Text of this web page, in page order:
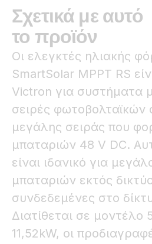
Σχετικά με αυτό
το προϊόν
Οι ελεγκτές ηλιακής
SmartSolar MPPT RS
Victron για συστήματα
σειρές φωτοβολταϊκών
μεγάλης σειράς που
μπαταριών 48 V DC.
είναι ιδανικό για
μπαταριών εκτός
συνδεδεμένες στο
Διατίθεται σε μοντέλο
11,52kW, οι